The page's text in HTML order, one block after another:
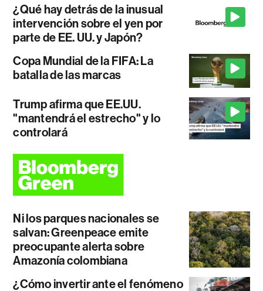
¿Qué hay detrás de la inusual
intervención sobre el yen por
parte de EE. UU. y Japón?
Copa Mundial de la FIFA: La
batalla de las marcas
Trump afirma que EE.UU.
"mantendrá el estrecho" y lo
controlará
Ni los parques nacionales se
salvan: Greenpeace emite
preocupante alerta sobre
Amazonía colombiana
¿Cómo invertir ante el fenómeno